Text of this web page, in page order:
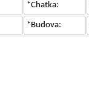
*Chatka:
*Budova: